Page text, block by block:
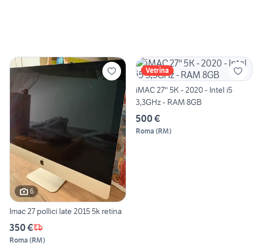
6
Imac 27 pollici late 2015 5k retina
350 €
Roma (RM)
Vetrina
iMAC 27'' 5K - 2020 - Intel i5
3,3GHz - RAM 8GB
500 €
Roma (RM)